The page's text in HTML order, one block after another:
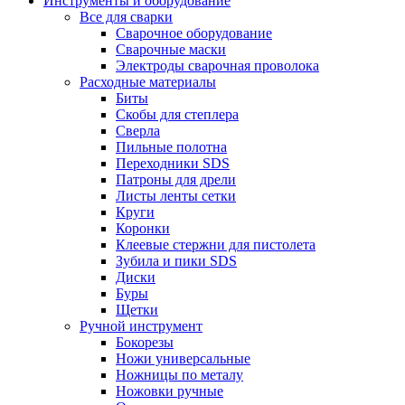
Все для сварки
Сварочное оборудование
Сварочные маски
Электроды сварочная проволока
Расходные материалы
Биты
Скобы для степлера
Сверла
Пильные полотна
Переходники SDS
Патроны для дрели
Листы ленты сетки
Круги
Коронки
Клеевые стержни для пистолета
Зубила и пики SDS
Диски
Буры
Щетки
Ручной инструмент
Бокорезы
Ножи универсальные
Ножницы по металу
Ножовки ручные